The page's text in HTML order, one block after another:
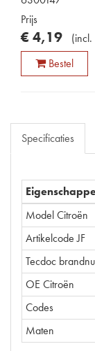
Prijs
€ 4,19 (
Bestel
Specificaties
Model Citroën
Artikelcode JF
Tecdoc
OE Citroën
Codes
Maten